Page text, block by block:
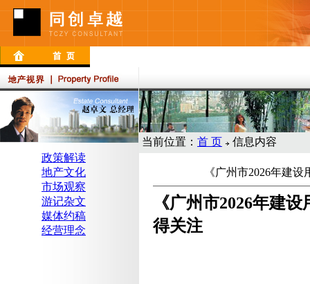
政策解读
地产文化
市场观察
游记杂文
媒体约稿
经营理念
当前位置： 首 页 信息内容
《广州市2026年建
《广州市2026年建
得关注